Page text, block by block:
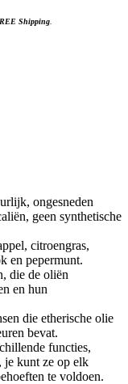
Shipping
ongesneden
geen synthetische
citroengras,
en pepermunt.
die de oliën
en hun
die etherische olie
bevat.
functies,
je kunt ze op elk
te voldoen.